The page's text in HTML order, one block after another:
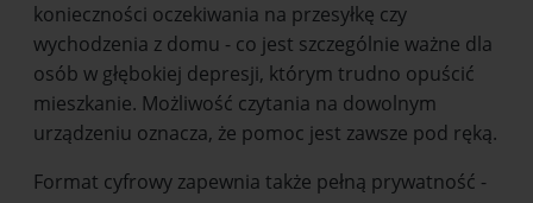
konieczności oczekiwania na przesyłkę czy
wychodzenia z domu - co jest szczególnie ważne dla
osób w głębokiej depresji, którym trudno opuścić
mieszkanie. Możliwość czytania na dowolnym
urządzeniu oznacza, że pomoc jest zawsze pod ręką.
Format cyfrowy zapewnia także pełną prywatność -